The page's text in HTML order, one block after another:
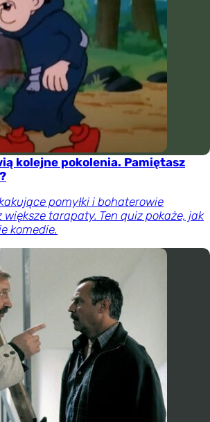
kolejne pokolenia. Pamiętasz
pomyłki i bohaterowie
tarapaty. Ten quiz pokaże, jak
komedie.